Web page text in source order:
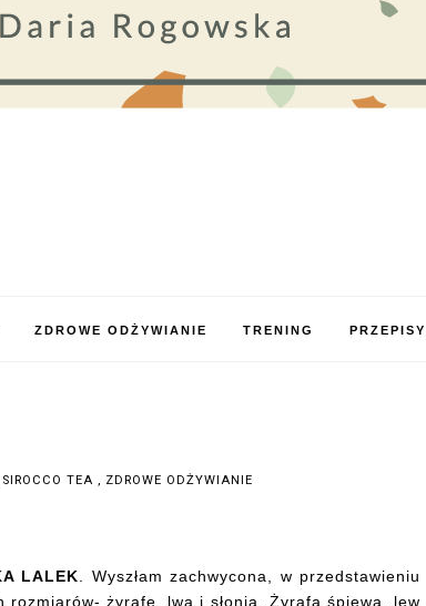
ZDROWE ODŻYWIANIE TRENING PRZEPISY
SIROCCO TEA , ZDROWE ODŻYWIANIE
LALEK . Wyszłam zachwycona, w przedstawieniu
żyrafę, lwa i słonia. Żyrafa śpiewa, lew